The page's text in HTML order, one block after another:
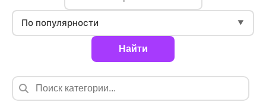
По популярности ▼
Найти